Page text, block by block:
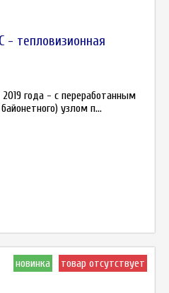
- тепловизионная
года - с переработанным
узлом п...
новинка товар отсутствует